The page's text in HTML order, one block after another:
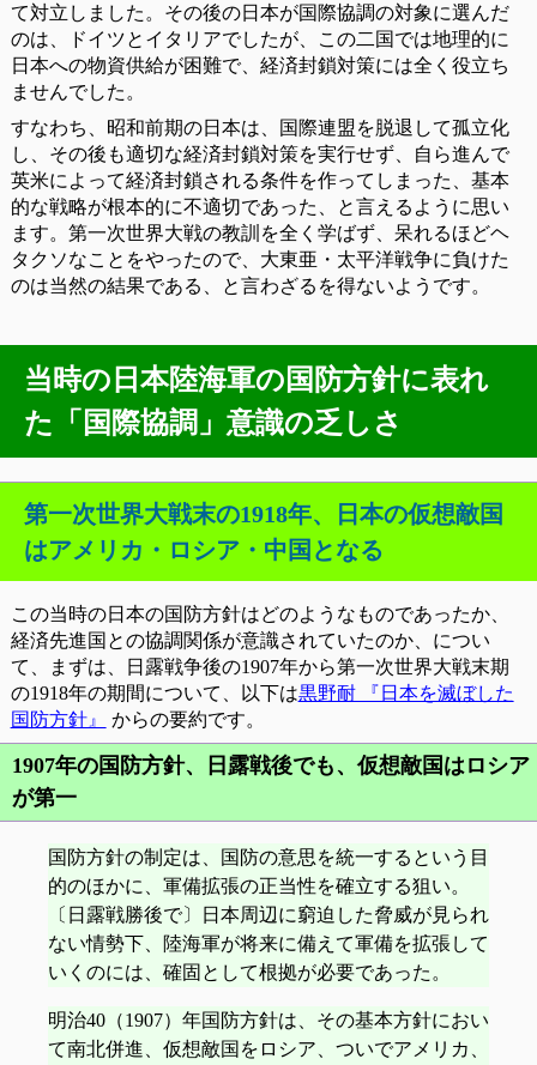
て対立しました。その後の日本が国際協調の対象に選んだ
のは、ドイツとイタリアでしたが、この二国では地理的に
日本への物資供給が困難で、経済封鎖対策には全く役立ち
ませんでした。
すなわち、昭和前期の日本は、国際連盟を脱退して孤立化
し、その後も適切な経済封鎖対策を実行せず、自ら進んで
英米によって経済封鎖される条件を作ってしまった、基本
的な戦略が根本的に不適切であった、と言えるように思い
ます。第一次世界大戦の教訓を全く学ばず、呆れるほどヘ
タクソなことをやったので、大東亜・太平洋戦争に負けた
のは当然の結果である、と言わざるを得ないようです。
当時の日本陸海軍の国防方針に表れ
た「国際協調」意識の乏しさ
第一次世界大戦末の1918年、日本の仮想敵国
はアメリカ・ロシア・中国となる
この当時の日本の国防方針はどのようなものであったか、
経済先進国との協調関係が意識されていたのか、につい
て、まずは、日露戦争後の1907年から第一次世界大戦末期
の1918年の期間について、以下は黒野耐 『日本を滅ぼした
国防方針』
からの要約です。
1907年の国防方針、日露戦後でも、仮想敵国はロシア
が第一
国防方針の制定は、国防の意思を統一するという目
的のほかに、軍備拡張の正当性を確立する狙い。
〔日露戦勝後で〕日本周辺に窮迫した脅威が見られ
ない情勢下、陸海軍が将来に備えて軍備を拡張して
いくのには、確固として根拠が必要であった。
明治40（1907）年国防方針は、その基本方針におい
て南北併進、仮想敵国をロシア、ついでアメリカ、